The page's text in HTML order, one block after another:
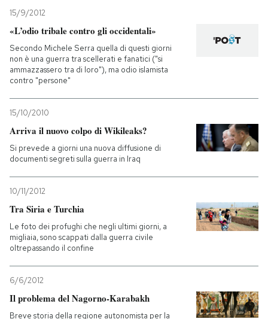
15/9/2012
«L’odio tribale contro gli occidentali»
Secondo Michele Serra quella di questi giorni
non è una guerra tra scellerati e fanatici ("si
ammazzassero tra di loro"), ma odio islamista
contro "persone"
15/10/2010
Arriva il nuovo colpo di Wikileaks?
Si prevede a giorni una nuova diffusione di
documenti segreti sulla guerra in Iraq
10/11/2012
Tra Siria e Turchia
Le foto dei profughi che negli ultimi giorni, a
migliaia, sono scappati dalla guerra civile
oltrepassando il confine
6/6/2012
Il problema del Nagorno-Karabakh
Breve storia della regione autonomista per la